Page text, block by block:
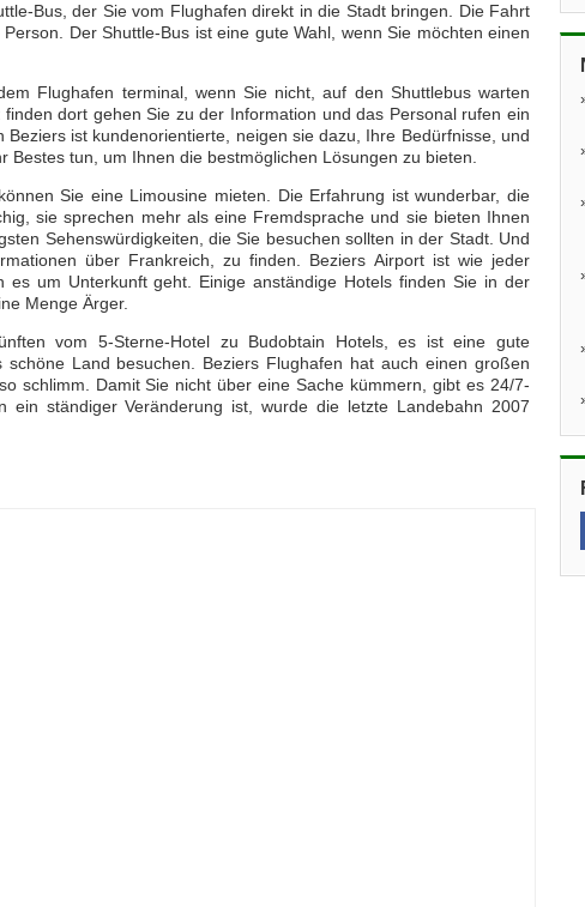
Bus, der Sie vom Flughafen direkt in die Stadt bringen. Die Fahrt
Der Shuttle-Bus ist eine gute Wahl, wenn Sie möchten einen
Flughafen terminal, wenn Sie nicht, auf den Shuttlebus warten
dort gehen Sie zu der Information und das Personal rufen ein
ist kundenorientierte, neigen sie dazu, Ihre Bedürfnisse, und
Bestes tun, um Ihnen die bestmöglichen Lösungen zu bieten.
Sie eine Limousine mieten. Die Erfahrung ist wunderbar, die
sie sprechen mehr als eine Fremdsprache und sie bieten Ihnen
Sehenswürdigkeiten, die Sie besuchen sollten in der Stadt. Und
über Frankreich, zu finden. Beziers Airport ist wie jeder
es um Unterkunft geht. Einige anständige Hotels finden Sie in der
Menge Ärger.
vom 5-Sterne-Hotel zu Budobtain Hotels, es ist eine gute
Land besuchen. Beziers Flughafen hat auch einen großen
schlimm. Damit Sie nicht über eine Sache kümmern, gibt es 24/7-
ein ständiger Veränderung ist, wurde die letzte Landebahn 2007